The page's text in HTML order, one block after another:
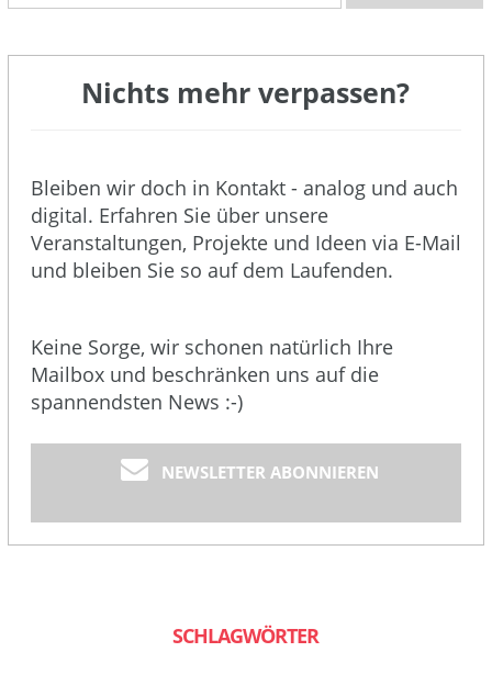
Nichts mehr verpassen?
Bleiben wir doch in Kontakt - analog und auch
digital. Erfahren Sie über unsere
Veranstaltungen, Projekte und Ideen via E-Mail
und bleiben Sie so auf dem Laufenden.
Keine Sorge, wir schonen natürlich Ihre
Mailbox und beschränken uns auf die
spannendsten News :-)
NEWSLETTER ABONNIEREN
SCHLAGWÖRTER